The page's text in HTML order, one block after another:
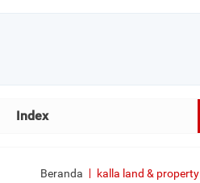
Index
Beranda kalla land & property